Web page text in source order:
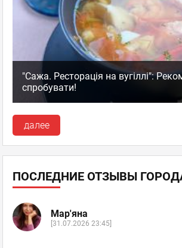
"Сажа. Ресторація на вугіллі":
спробувати!
далее
ПОСЛЕДНИЕ ОТЗЫВЫ
Мар'яна
[31.07.2026 23:45]